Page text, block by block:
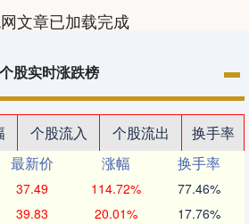
文章已加载完成
个股实时涨跌榜
个股流入 个股流出
换手率
最新价 涨幅
换手率
37.49 114.72% 77.46%
39.83 20.01% 17.76%